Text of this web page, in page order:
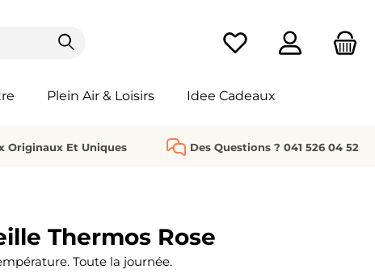
Vous avez 0 articles
Plein Air & Loisirs Idee Cadeaux
Originaux Et Uniques Des Questions ? 041 526 04 52
Thermos Rose
Toute la journée.